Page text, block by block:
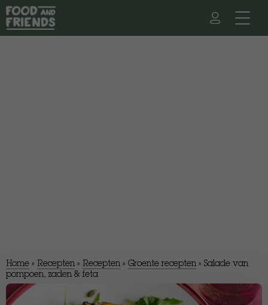
Home » Recepten » Recepten » Groente recepten » Salade van
pompoen, zaden & feta